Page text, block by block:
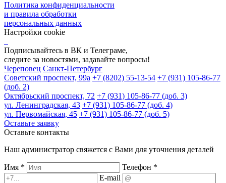
Политика конфиденциальности
и правила обработки
персональных данных
Настройки cookie
Подписывайтесь в ВК и Телеграме,
следите за новостями, задавайте вопросы!
Череповец Санкт-Петербург
Советский проспект, 99а +7 (8202) 55-13-54 +7 (931) 105-86-77
(доб. 2)
Октябрьский проспект, 72 +7 (931) 105-86-77 (доб. 3)
ул. Ленинградская, 43 +7 (931) 105-86-77 (доб. 4)
ул. Первомайская, 45 +7 (931) 105-86-77 (доб. 5)
Оставьте заявку
Оставьте контакты
Наш администратор свяжется с Вами для уточнения деталей
Имя *
Телефон *
E-mail